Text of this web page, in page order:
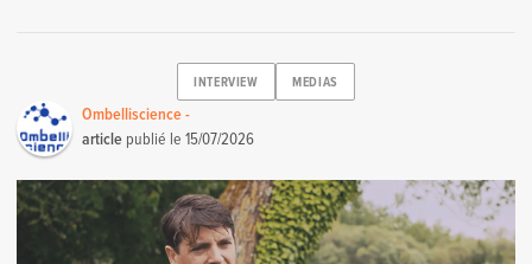
INTERVIEW MEDIAS
Ombelliscience -
article publié le15/07/2026